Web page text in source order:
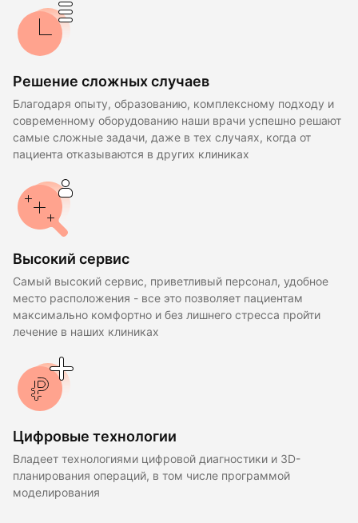
Решение сложных случаев
Благодаря опыту, образованию, комплексному подходу и
современному оборудованию наши врачи успешно решают
самые сложные задачи, даже в тех случаях, когда от
пациента отказываются в других клиниках
Высокий сервис
Самый высокий сервис, приветливый персонал, удобное
место расположения - все это позволяет пациентам
максимально комфортно и без лишнего стресса пройти
лечение в наших клиниках
Цифровые технологии
Владеет технологиями цифровой диагностики и 3D-
планирования операций, в том числе программой
моделирования